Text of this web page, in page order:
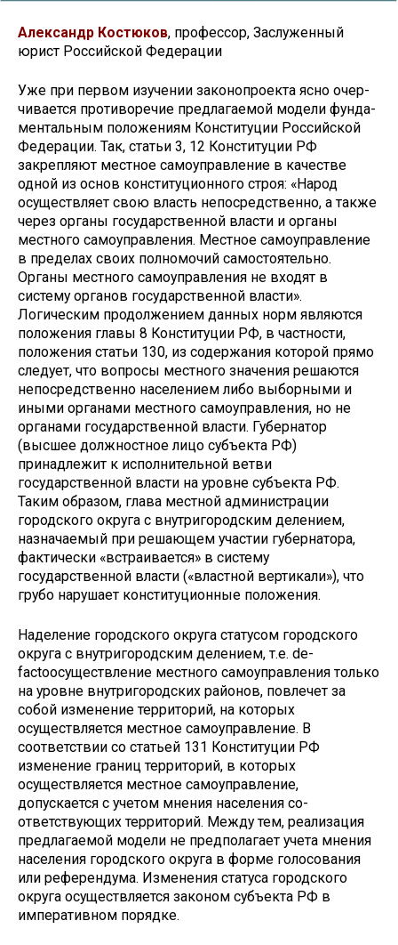
Александр Костюков, профессор, Заслуженный
юрист Российской Федерации
Уже при первом изучении законопроекта ясно очер­
чивается противоречие предлагаемой модели фунда­
ментальным положениям Конституции Российской
Федерации. Так, статьи 3, 12 Конституции РФ
закрепляют местное самоуправление в качестве
одной из основ кон­ституционного строя: «Народ
осуществляет свою власть непосредственно, а также
через органы государственной власти и органы
местного самоуправления. Местное само­управление
в пределах своих полномочий самостоятельно.
Органы местного самоуправления не входят в
систему ор­ганов государственной власти».
Логическим продолжением данных норм являются
положения главы 8 Конституции РФ, в частности,
положения статьи 130, из содержания которой прямо
следует, что вопросы местного значения решаются
непосредственно населением либо выборными и
иными органами местного самоуправления, но не
органами го­сударственной власти. Губернатор
(высшее должностное лицо субъекта РФ)
принадлежит к исполнительной ветви
государственной власти на уровне субъекта РФ.
Таким об­разом, глава местной администрации
городского округа с внутригородским делением,
назначаемый при решающем участии губернатора,
фактически «встраивается» в систему
государственной власти («властной вертикали»), что
грубо нарушает конституционные положения.
Наделение городского округа статусом городского
окру­га с внутригородским делением, т.е. de-
factoосуществление местного самоуправления только
на уровне внутригород­ских районов, повлечет за
собой изменение территорий, на которых
осуществляется местное самоуправление. В
соответствии со статьей 131 Конституции РФ
изменение границ территорий, в которых
осуществляется местное са­моуправление,
допускается с учетом мнения населения со­
ответствующих территорий. Между тем, реализация
пред­лагаемой модели не предполагает учета мнения
населения городского округа в форме голосования
или референдума. Изменения статуса городского
округа осуществляется за­коном субъекта РФ в
императивном порядке.